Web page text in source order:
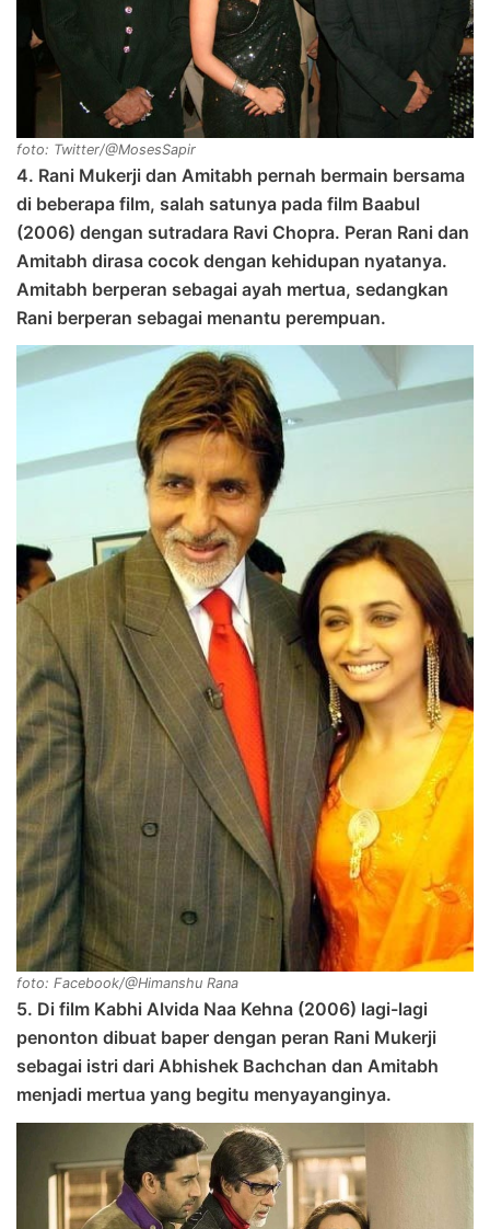
foto: Twitter/@MosesSapir
4. Rani Mukerji dan Amitabh pernah bermain bersama
di beberapa film, salah satunya pada film Baabul
(2006) dengan sutradara Ravi Chopra. Peran Rani dan
Amitabh dirasa cocok dengan kehidupan nyatanya.
Amitabh berperan sebagai ayah mertua, sedangkan
Rani berperan sebagai menantu perempuan.
foto: Facebook/@Himanshu Rana
5. Di film Kabhi Alvida Naa Kehna (2006) lagi-lagi
penonton dibuat baper dengan peran Rani Mukerji
sebagai istri dari Abhishek Bachchan dan Amitabh
menjadi mertua yang begitu menyayanginya.